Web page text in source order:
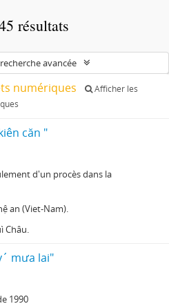
résultats
avancée
numériques
Afficher les
căn "
d'un procès dans la
an (Viet-Nam).
Châu.
mưa lai"
1990